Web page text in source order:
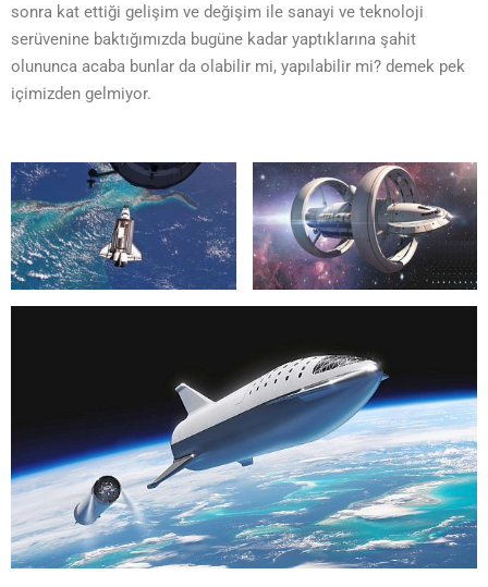
sonra kat ettiği gelişim ve değişim ile sanayi ve teknoloji
serüvenine baktığımızda bugüne kadar yaptıklarına şahit
olununca acaba bunlar da olabilir mi, yapılabilir mi? demek pek
içimizden gelmiyor.